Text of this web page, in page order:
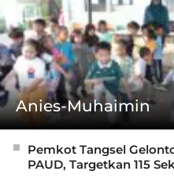
Anies-Muhaimin
Pemkot Tangsel
PAUD, Targetkan 115